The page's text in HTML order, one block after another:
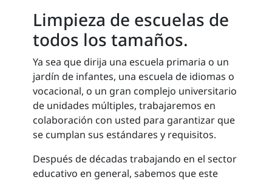
Limpieza de escuelas de
todos los tamaños.
Ya sea que dirija una escuela primaria o un
jardín de infantes, una escuela de idiomas o
vocacional, o un gran complejo universitario
de unidades múltiples, trabajaremos en
colaboración con usted para garantizar que
se cumplan sus estándares y requisitos.
Después de décadas trabajando en el sector
educativo en general, sabemos que este